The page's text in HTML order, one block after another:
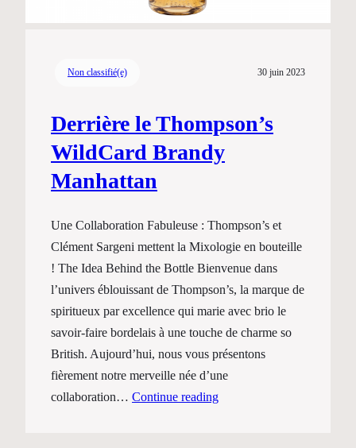
Non classifié(e) 30 juin 2023
Derrière le Thompson’s
WildCard Brandy
Manhattan
Une Collaboration Fabuleuse : Thompson’s et
Clément Sargeni mettent la Mixologie en bouteille
! The Idea Behind the Bottle Bienvenue dans
l’univers éblouissant de Thompson’s, la marque de
spiritueux par excellence qui marie avec brio le
savoir-faire bordelais à une touche de charme so
British. Aujourd’hui, nous vous présentons
fièrement notre merveille née d’une
collaboration… Continue reading